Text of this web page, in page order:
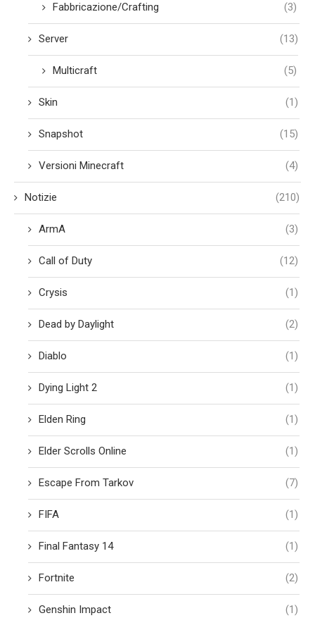
Fabbricazione/Crafting (3)
Server (13)
Multicraft (5)
Skin (1)
Snapshot (15)
Versioni Minecraft (4)
Notizie (210)
ArmA (3)
Call of Duty (12)
Crysis (1)
Dead by Daylight (2)
Diablo (1)
Dying Light 2 (1)
Elden Ring (1)
Elder Scrolls Online (1)
Escape From Tarkov (7)
FIFA (1)
Final Fantasy 14 (1)
Fortnite (2)
Genshin Impact (1)